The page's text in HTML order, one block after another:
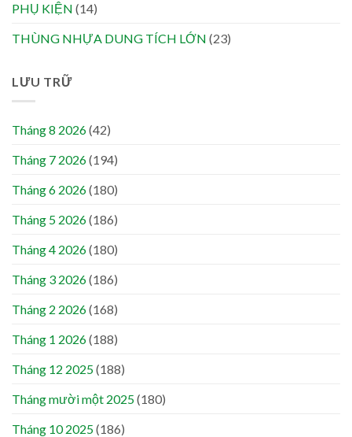
PHỤ KIỆN (14)
THÙNG NHỰA DUNG TÍCH LỚN (23)
LƯU TRỮ
Tháng 8 2026(42)
Tháng 7 2026(194)
Tháng 6 2026(180)
Tháng 5 2026(186)
Tháng 4 2026(180)
Tháng 3 2026(186)
Tháng 2 2026(168)
Tháng 1 2026(188)
Tháng 12 2025(188)
Tháng mười một 2025(180)
Tháng 10 2025(186)